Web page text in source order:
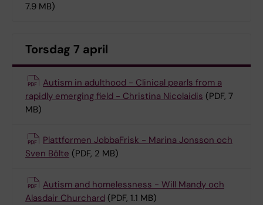
7.9 MB)
Torsdag 7 april
Autism in adulthood - Clinical pearls from a
rapidly emerging field - Christina Nicolaidis (PDF, 7
MB)
Plattformen JobbaFrisk - Marina Jonsson och
Sven Bölte (PDF, 2 MB)
Autism and homelessness - Will Mandy och
Alasdair Churchard (PDF, 1.1 MB)